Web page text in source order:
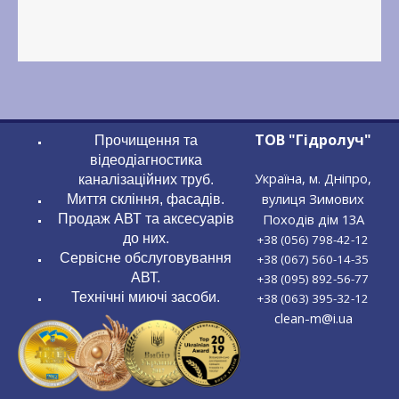
Прочищення та
відеодіагностика
каналізаційних труб.
Миття скління, фасадів.
Продаж АВТ та аксесуарів
до них.
Сервісне обслуговування
АВТ.
Технічні миючі засоби.
ТОВ "Гідролуч"
Україна, м. Дніпро,
вулиця Зимових
Походів дім 13А
+38 (056) 798-42-12
+38 (067) 560-14-35
+38 (095) 892-56-77
+38 (063) 395-32-12
clean-m@i.ua